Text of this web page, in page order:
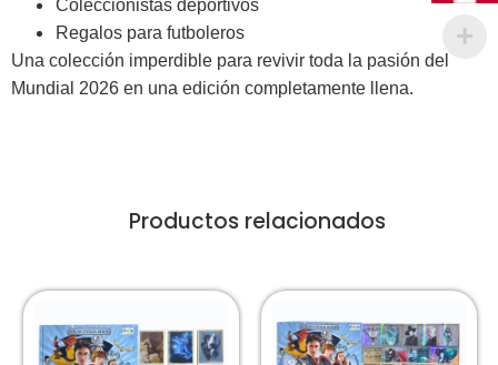
Coleccionistas deportivos
Regalos para futboleros
Una colección imperdible para revivir toda la pasión del
Mundial 2026 en una edición completamente llena.
Productos relacionados